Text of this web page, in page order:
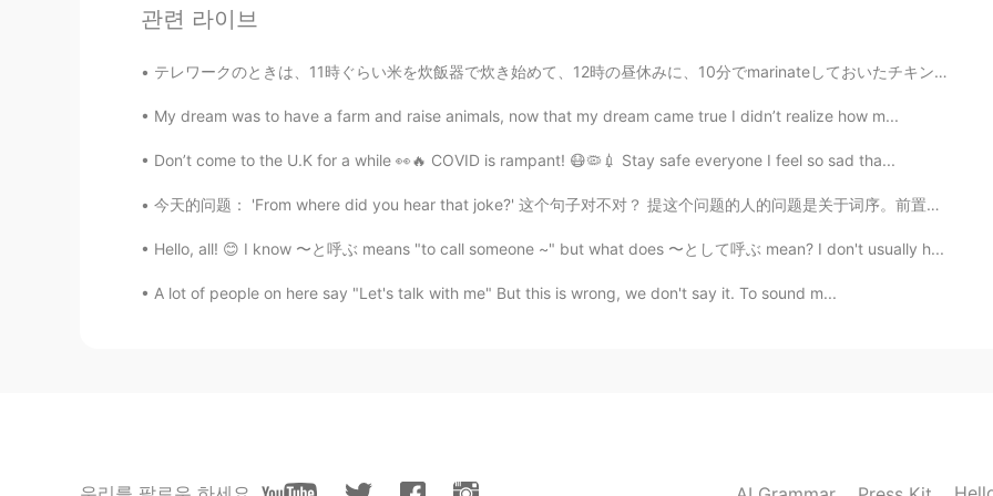
I wanna go there!
Ms Active Couch Potato 2020.04.22 07:11
Sekko 2020.04.22 06:57
Looks so fantastic ✨✨ Nice shot ( ‘-^ )b🎵
관련 라이브
テレワークのときは、11時ぐらい米を炊飯器で炊き始めて、12時の昼休みに、10分でmarinateしておいたチキンをフライして、食べます。🤤 今日も12時になったら、チキンをフライしようとした...
My dream was to have a farm and raise animals, now that my dream came true I didn’t realize how m...
Don’t come to the U.K for a while 👀🔥 COVID is rampant! 😷🦠💉 Stay safe everyone I feel so sad tha...
今天的问题： 'From where did you hear that joke?' 这个句子对不对？ 提这个问题的人的问题是关于词序。前置词在前面是不是有点太正式了？其实是。关于英语语法...
Hello, all! 😊 I know 〜と呼ぶ means "to call someone ~" but what does 〜として呼ぶ mean? I don't usually h...
A lot of people on here say "Let's talk with me" But this is wrong, we don't say it. To sound m...